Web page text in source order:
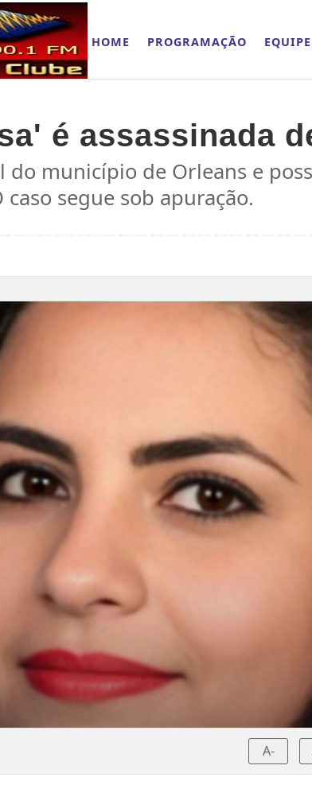
HOME PROGRAMAÇÃO EQUIPE
é assassinada
do município de Orleans e
segue sob apuração.
A-